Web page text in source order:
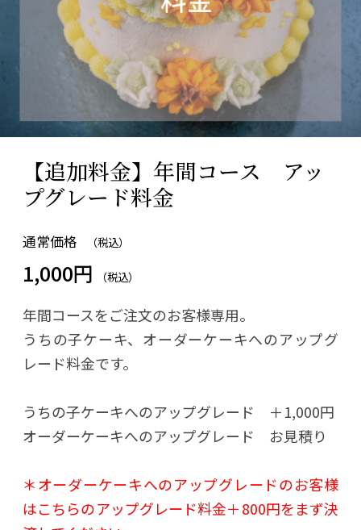
【追加料金】年間コース アッ
プグレード料金
通常価格 （税込）
1,000円 （税込）
年間コースをご注文のお客様専用。
うちの子ケーキ、オーダーケーキへのアップグ
レード料金です。
うちの子ケーキへのアップグレード ＋1,000円
オーダーケーキへのアップグレード お見積り
＊オーダーケーキへのアップグレードのお客様
はこちらのアップグレード料金＋800円をまず決